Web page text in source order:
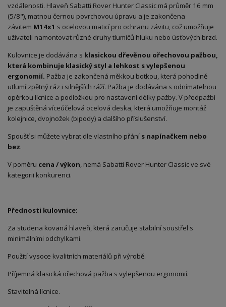
vzdálenosti. Hlaveň Sabatti Rover Hunter Classic má průměr 16 mm
(5/8"), matnou černou povrchovou úpravu a je zakončena
závitem M14x1 s ocelovou maticí pro ochranu závitu, což umožňuje
uživateli namontovat různé druhy tlumičů hluku nebo úsťových brzd.
Kulovnice je dodávána s klasickou dřevěnou ořechovou pažbou,
která kombinuje klasický styl a lehkost s vylepšenou
ergonomií. Pažba je zakončená měkkou botkou, která pohodlně
utlumí zpětný ráz i silnějších ráží. Pažba je dodávána s odnímatelnou
opěrkou lícnice a podložkou pro nastavení délky pažby. V předpažbí
je zapuštěná víceúčelová ocelová deska, která umožňuje montáž
kolejnice, dvojnožek (bipody) a dalšího příslušenství.
Spoušť si můžete vybrat dle vlastního přání s napínačkem nebo
bez.
V poměru cena / výkon, nemá Sabatti Rover Hunter Classic ve své
kategorii konkurenci.
Přednosti kulovnice:
Za studena kovaná hlaveň, která zaručuje stabilní soustřel s
minimálními odchylkami.
Použití vysoce kvalitních materiálů při výrobě.
Příjemná klasická ořechová pažba s vylepšenou ergonomií.
Stavitelná lícnice.